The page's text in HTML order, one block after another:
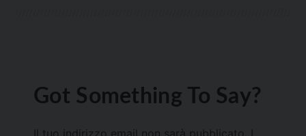
Got Something To Say?
Il tuo indirizzo email non sarà pubblicato.